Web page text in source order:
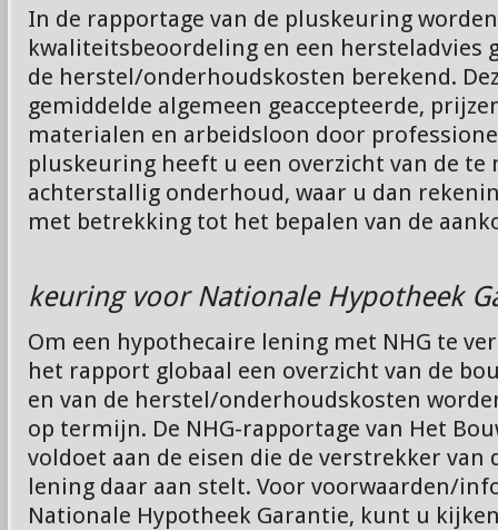
In de rapportage van de pluskeuring
kwaliteitsbeoordeling en een hersteladvies
de herstel/onderhoudskosten berekend.
gemiddelde algemeen geaccepteerde,
materialen en arbeidsloon door
pluskeuring heeft u een overzicht van de te
achterstallig onderhoud, waar u dan
met betrekking tot het bepalen van de
keuring voor Nationale Hypotheek
Om een hypothecaire lening met NHG te
het rapport globaal een overzicht van de
en van de herstel/onderhoudskosten
op termijn. De NHG-rapportage van Het
voldoet aan de eisen die de verstrekker van
lening daar aan stelt. Voor voorwaarden/
Nationale Hypotheek Garantie, kunt u